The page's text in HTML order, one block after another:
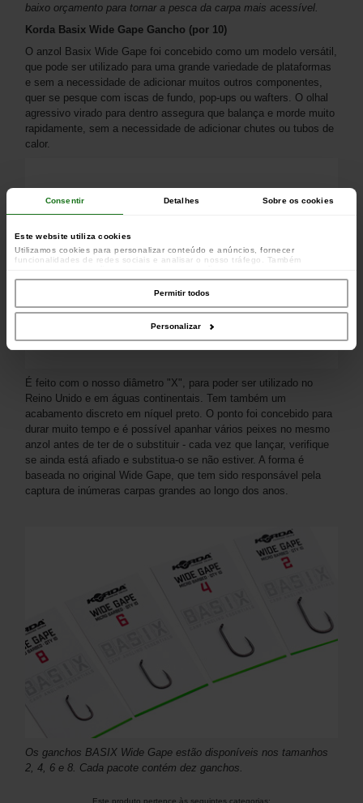
Consentir Detalhes Sobre os cookies
Este website utiliza cookies
Utilizamos cookies para personalizar conteúdo e anúncios, fornecer
funcionalidades de redes sociais e analisar o nosso tráfego. Também
parceiros de redes sociais, de publicidade e de análise, que as podem combinar
com outras informações que lhes forneceu ou recolhidas por estes a partir da
sua utilização dos respetivos serviços.
Permitir todos
Personalizar
baixo orçamento para tornar a pesca da carpa mais acessível.
Korda Basix Wide Gape Gancho (por 10)
O anzol Basix Wide Gape foi concebido como um modelo versátil,
que pode ser utilizado para uma grande variedade de plataformas
e sem a necessidade de adicionar muitos outros componentes,
quer se pesque com iscas de fundo, pop-ups ou wafters. O olhal
agressivo virado para dentro assegura que balança e morde muito
rapidamente, sem a necessidade de adicionar chutes ou tubos de
calor.
É feito com o nosso diâmetro "X", para poder ser utilizado no
Reino Unido e em águas continentais. Tem também um
acabamento discreto em níquel preto. O ponto foi concebido para
durar muito tempo e é possível apanhar vários peixes no mesmo
anzol antes de ter de o substituir - cada vez que lançar, verifique
se ainda está afiado e substitua-o se não estiver. A forma é
baseada no original Wide Gape, que tem sido responsável pela
captura de inúmeras carpas grandes ao longo dos anos.
Os ganchos BASIX Wide Gape estão disponíveis nos tamanhos
2, 4, 6 e 8. Cada pacote contém dez ganchos.
Este produto pertence às seguintes categorias: